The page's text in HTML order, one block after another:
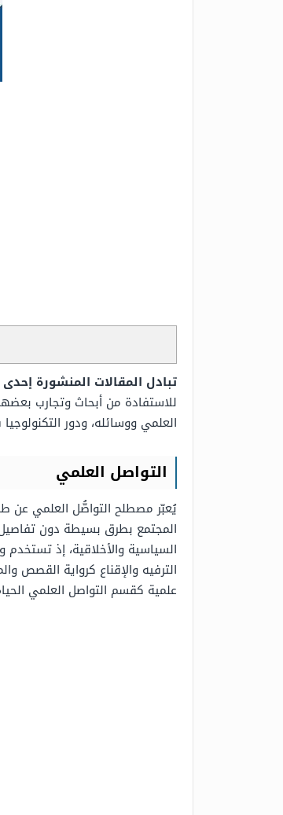
تبادل المقالات المنشورة
للاستفادة من أبحاث وتجارب
العلمي ووسائله، ودور
التواصل العلمي
يُعبّر مصطلح التواصُّل العلمي عن
المجتمع بطرق بسيطة دون
السياسية والأخلاقية، إذ
الترفيه والإقناع كرواية القصص
علمية كقسم التواصل العلمي